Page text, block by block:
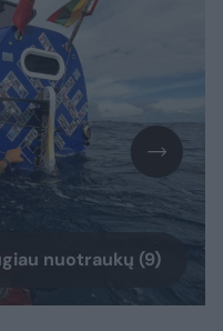
nuotraukų (9)